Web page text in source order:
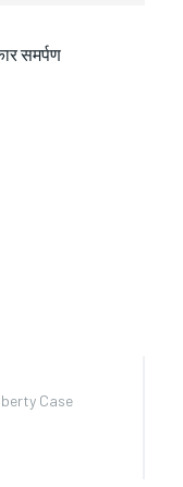
Case
समर्पण